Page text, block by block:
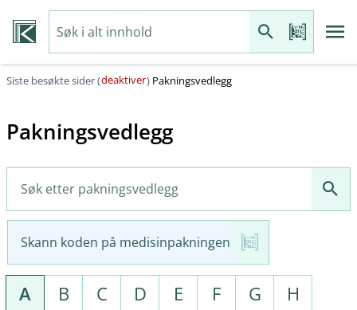
Siste besøkte sider (deaktiver) Pakningsvedlegg
Pakningsvedlegg
Skann koden på medisinpakningen
A B C D E F G
H